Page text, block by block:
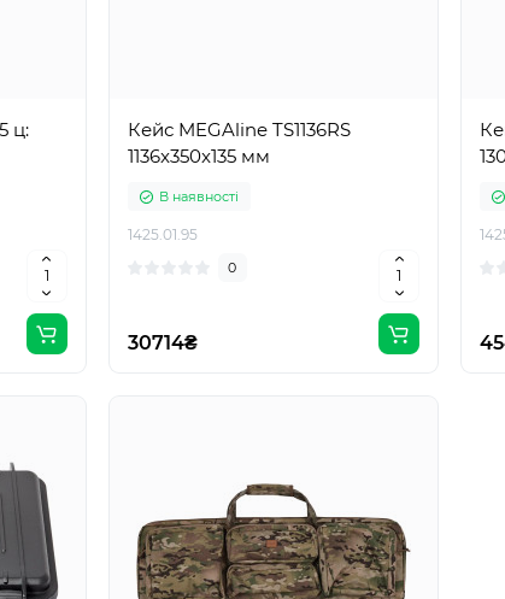
ц:
Кейс MEGAline TS1136RS
1136x350x135 мм
В наявності
1425.01.95
0
30714₴